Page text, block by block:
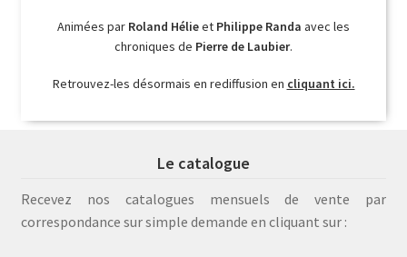
Animées par Roland Hélieet Philippe Randa avec les
chroniques de Pierre de Laubier.
Retrouvez-les désormais en rediffusion en cliquant ici.
Le catalogue
Recevez nos catalogues mensuels de vente par
correspondance sur simple demande en cliquant sur :